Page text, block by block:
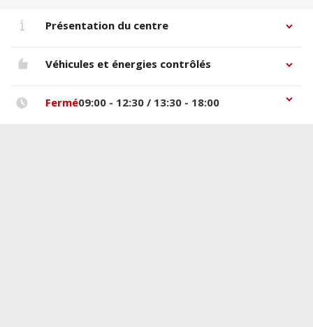
Présentation du centre
Véhicules et énergies contrôlés
Fermé09:00 - 12:30 / 13:30 - 18:00